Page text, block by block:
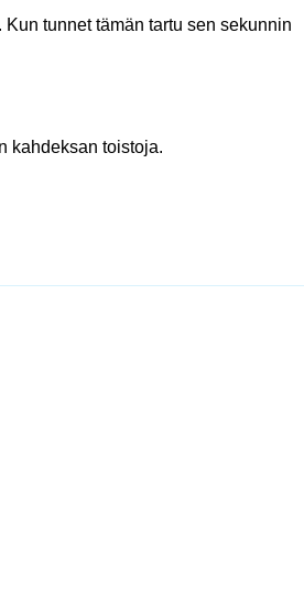
tunnet tämän tartu sen sekunnin
kahdeksan toistoja.